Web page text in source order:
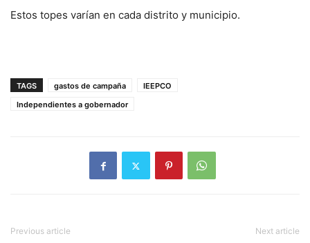
Estos topes varían en cada distrito y municipio.
TAGS gastos de campaña
IEEPCO
Independientes a gobernador
Previous article Next article